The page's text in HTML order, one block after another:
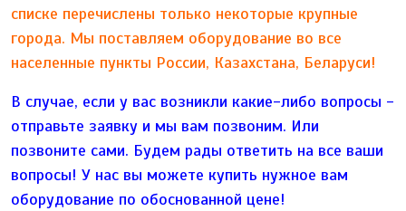
списке перечислены только некоторые крупные
города. Мы поставляем оборудование во все
населенные пункты России, Казахстана, Беларуси!
В случае, если у вас возникли какие-либо вопросы -
отправьте заявку и мы вам позвоним. Или
позвоните сами. Будем рады ответить на все ваши
вопросы! У нас вы можете купить нужное вам
оборудование по обоснованной цене!